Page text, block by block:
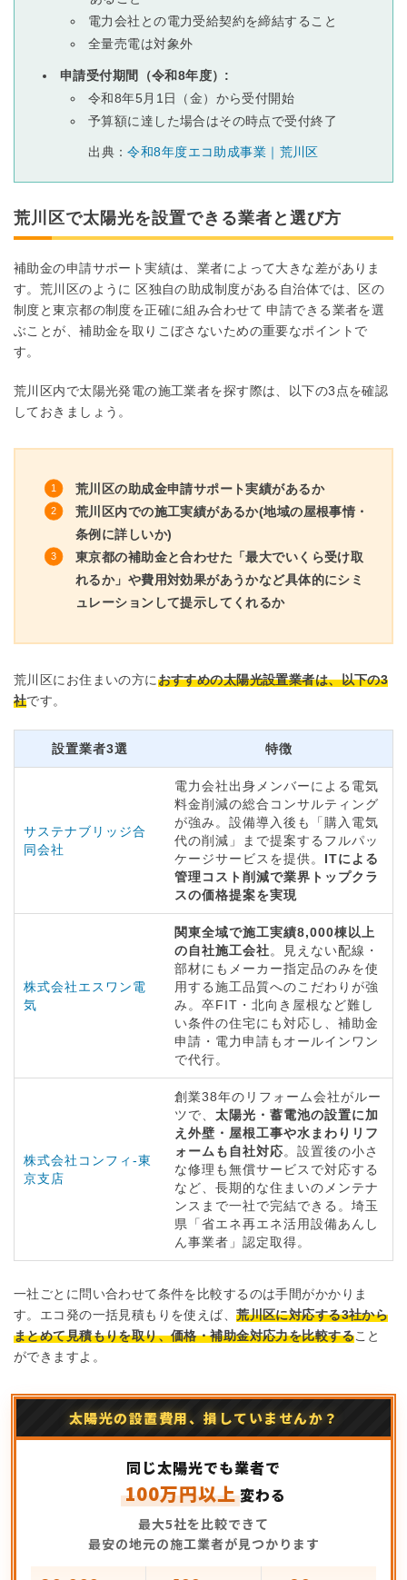
電力会社との電力受給契約を締結すること
全量売電は対象外
申請受付期間（令和8年度）:
令和8年5月1日（金）から受付開始
予算額に達した場合はその時点で受付終了
出典：令和8年度エコ助成事業｜荒川区
荒川区で太陽光を設置できる業者と選び方
補助金の申請サポート実績は、業者によって大きな差がありま
す。荒川区のように 区独自の助成制度がある自治体では、区の
制度と東京都の制度を正確に組み合わせて 申請できる業者を選
ぶことが、補助金を取りこぼさないための重要なポイントで
す。
荒川区内で太陽光発電の施工業者を探す際は、以下の3点を確認
しておきましょう。
荒川区の助成金申請サポート実績があるか
荒川区内での施工実績があるか(地域の屋根事情・
条例に詳しいか)
東京都の補助金と合わせた「最大でいくら受け取
れるか」や費用対効果があうかなど具体的にシミ
ュレーションして提示してくれるか
荒川区にお住まいの方におすすめの太陽光設置業者は、以下の3
社です。
設置業者3選 特徴
サステナブリッジ合
同会社
電力会社出身メンバーによる電気
料金削減の総合コンサルティング
が強み。設備導入後も「購入電気
代の削減」まで提案するフルパッ
ケージサービスを提供。 ITによる
管理コスト削減で業界トップクラ
スの価格提案を実現
株式会社エスワン電
気
関東全域で施工実績8,000棟以上
の自社施工会社。見えない配線・
部材にもメーカー指定品のみを使
用する施工品質へのこだわりが強
み。卒FIT・北向き屋根など難し
い条件の住宅にも対応し、補助金
申請・電力申請もオールインワン
で代行。
株式会社コンフィ-東
京支店
創業38年のリフォーム会社がルー
ツで、 太陽光・蓄電池の設置に加
え外壁・屋根工事や水まわりリフ
ォームも自社対応。設置後の小さ
な修理も無償サービスで対応する
など、長期的な住まいのメンテナ
ンスまで一社で完結できる。埼玉
県「省エネ再エネ活用設備あんし
ん事業者」認定取得。
一社ごとに問い合わせて条件を比較するのは手間がかかりま
す。エコ発の一括見積もりを使えば、荒川区に対応する3社から
まとめて見積もりを取り、価格・補助金対応力を比較すること
ができますよ。
太陽光の設置費用、損していませんか？
同じ太陽光でも業者で
100万円以上変わる
最大5社を比較できて
最安の地元の施工業者が見つかります